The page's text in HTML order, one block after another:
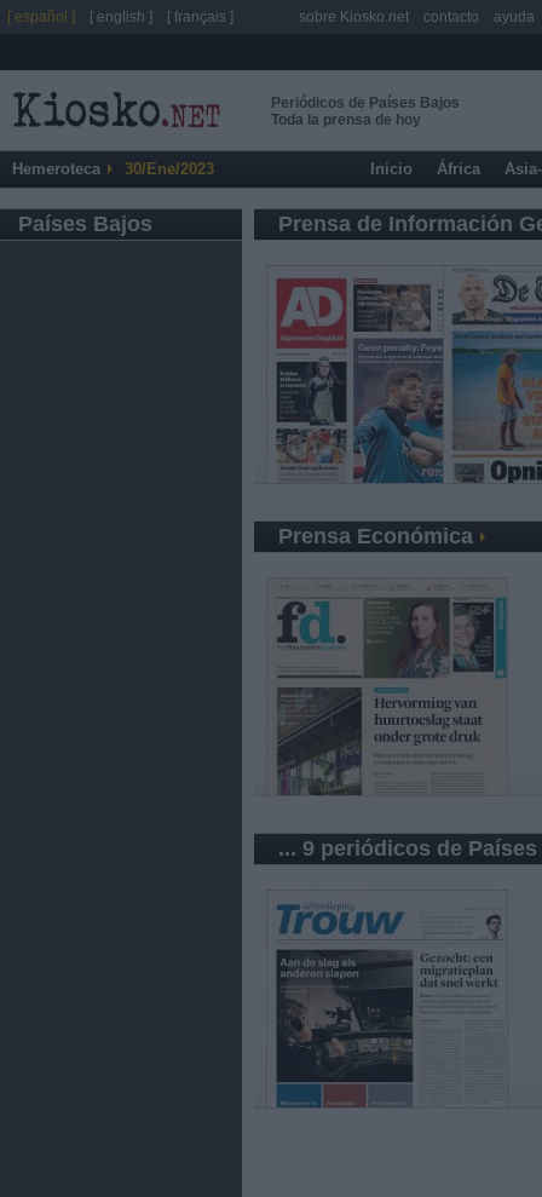
Periódicos de Países Bajos
Toda la prensa de hoy
Hemeroteca 30/Ene/2023 Inicio África
Países Bajos Prensa de Información
Prensa Económica
... 9 periódicos de
[ español ] [ english ] [ français ] sobre Kiosko.net contacto ayuda